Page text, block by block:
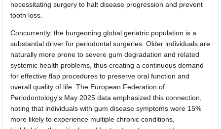
necessitating surgery to halt disease progression and prevent
tooth loss.
Concurrently, the burgeoning global geriatric population is a
substantial driver for periodontal surgeries. Older individuals are
naturally more prone to severe gum degradation and related
systemic health problems, thus creating a continuous demand
for effective flap procedures to preserve oral function and
overall quality of life. The European Federation of
Periodontology's May 2025 data emphasized this connection,
noting that individuals with gum disease symptoms were 15%
more likely to experience multiple chronic conditions,